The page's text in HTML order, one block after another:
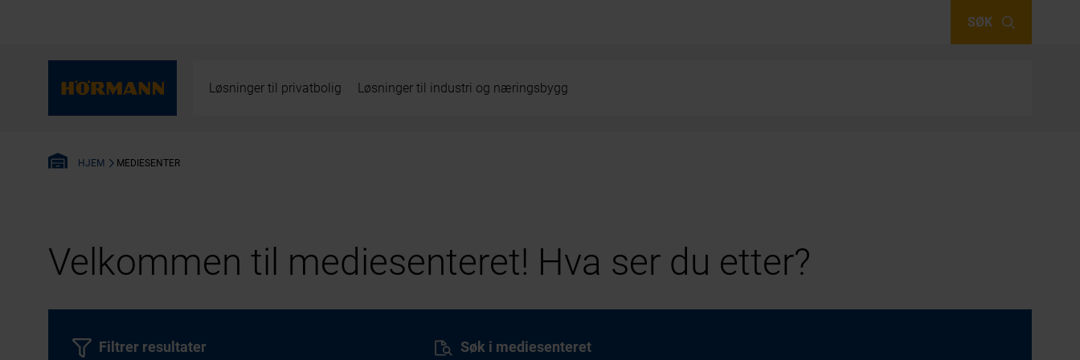
SØK
Løsninger til privatbolig Løsninger til industri og næringsbygg
HJEM MEDIESENTER
Velkommen til mediesenteret! Hva ser du etter?
Søk i mediesenteret
Filtrer resultater